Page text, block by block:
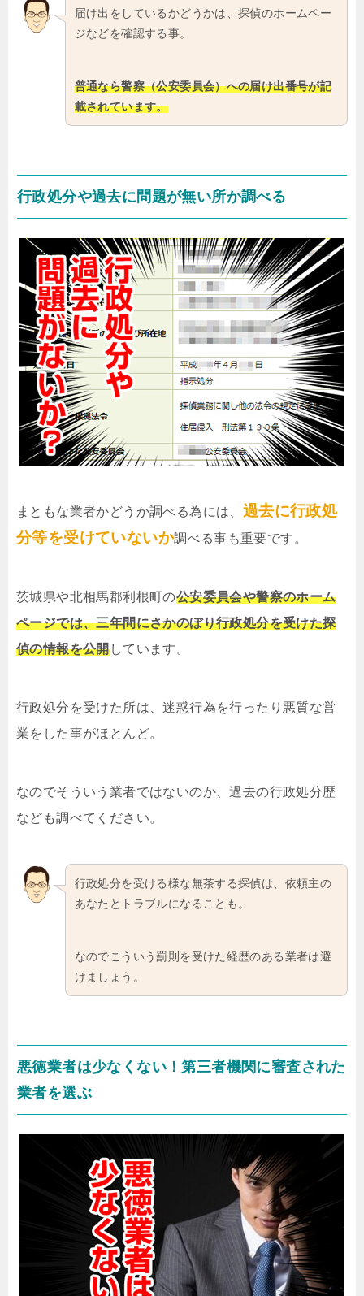
届け出をしているかどうかは、探偵のホームペー
ジなどを確認する事。
普通なら警察（公安委員会）への届け出番号が記
載されています。
行政処分や過去に問題が無い所か調べる
まともな業者かどうか調べる為には、 過去に行政処
分等を受けていないか調べる事も重要です。
茨城県や北相馬郡利根町の公安委員会や警察のホーム
ページでは、三年間にさかのぼり行政処分を受けた探
偵の情報を公開しています。
行政処分を受けた所は、迷惑行為を行ったり悪質な営
業をした事がほとんど。
なのでそういう業者ではないのか、過去の行政処分歴
なども調べてください。
行政処分を受ける様な無茶する探偵は、依頼主の
あなたとトラブルになることも。
なのでこういう罰則を受けた経歴のある業者は避
けましょう。
悪徳業者は少なくない！第三者機関に審査された
業者を選ぶ